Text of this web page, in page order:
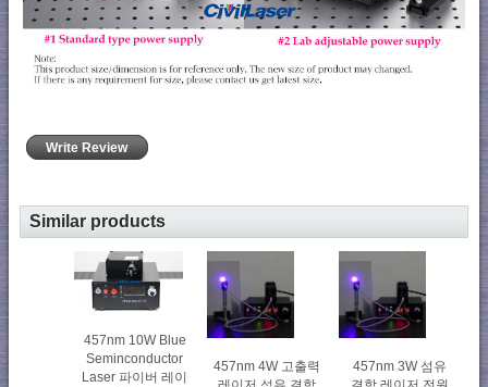
Write Review
Similar products
457nm 10W Blue
Seminconductor
Laser 파이버 레이
457nm 4W 고출력
457nm 3W 섬유